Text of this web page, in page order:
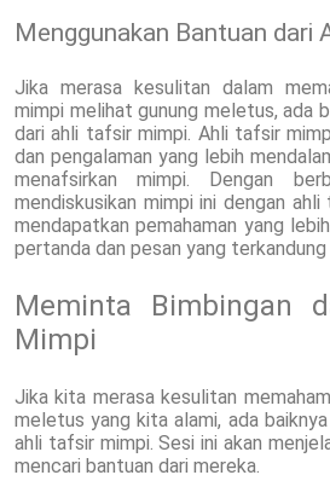
Menggunakan Bantuan dari
Jika merasa kesulitan dalam
mimpi melihat gunung meletus, ada
dari ahli tafsir mimpi. Ahli tafsir
dan pengalaman yang lebih
menafsirkan mimpi. Dengan
mendiskusikan mimpi ini dengan
mendapatkan pemahaman yang
pertanda dan pesan yang terkandung
Meminta Bimbingan
Mimpi
Jika kita merasa kesulitan
meletus yang kita alami, ada
ahli tafsir mimpi. Sesi ini akan
mencari bantuan dari mereka.